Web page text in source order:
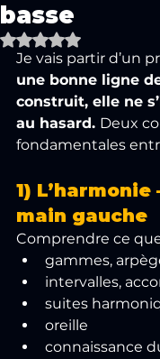
basse
Noté NaN étoiles
Je vais partir d’un
une bonne ligne
construit, elle ne
au hasard. Deux
fondamentales
1)
main gauche
Comprendre ce
gammes,
intervalles,
suites
oreille
connaissance